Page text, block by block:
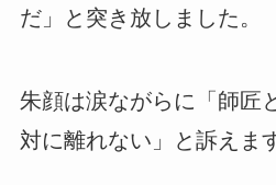
だ」と突き放しました。
朱顔は涙ながらに「師匠
対に離れない」と訴えま